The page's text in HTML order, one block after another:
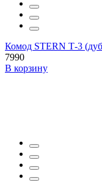
Комод STERN Т-3
7990
В корзину